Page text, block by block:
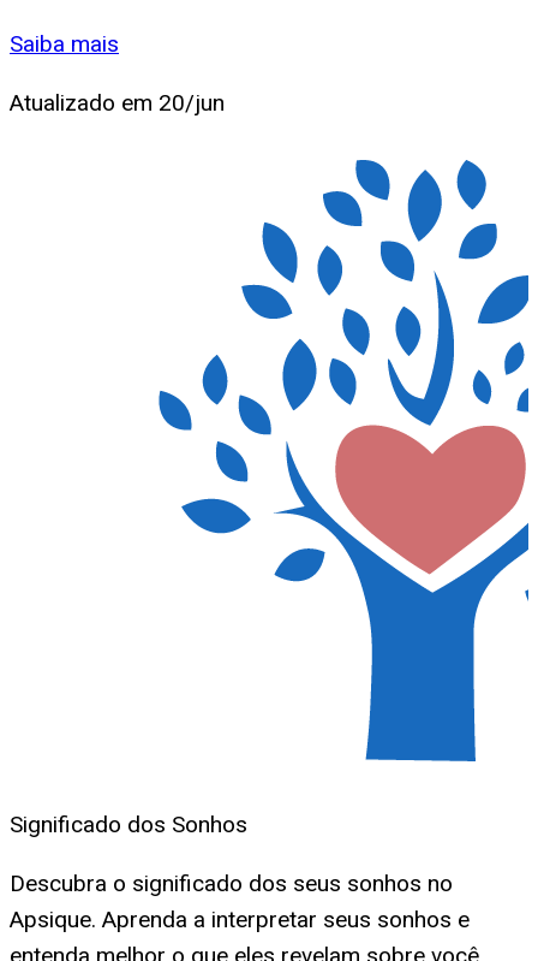
Saiba mais
Atualizado em 20/jun
Significado dos Sonhos
Descubra o significado dos seus sonhos no
Apsique. Aprenda a interpretar seus sonhos e
entenda melhor o que eles revelam sobre você.